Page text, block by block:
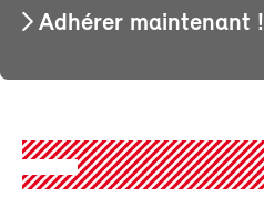
Adhérer maintenant !